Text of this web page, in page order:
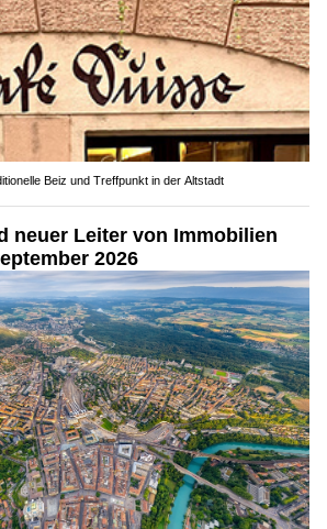
Beiz und Treffpunkt in der Altstadt
neuer Leiter von Immobilien
2026